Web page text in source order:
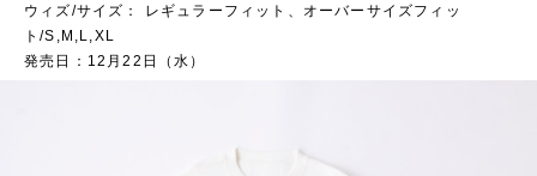
ウィズ/サイズ： レギュラーフィット、オーバーサイズフィッ
ト/S,M,L,XL
発売日：12月22日（水）